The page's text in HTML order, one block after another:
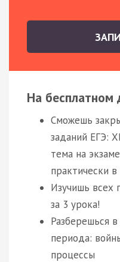
На бесплатном
Сможешь
заданий ЕГЭ:
тема на
практически
Изучишь всех
за 3 урока!
Разберешься
периода:
процессы